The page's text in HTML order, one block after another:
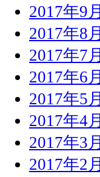
2017年9月
2017年8月
2017年7月
2017年6月
2017年5月
2017年4月
2017年3月
2017年2月